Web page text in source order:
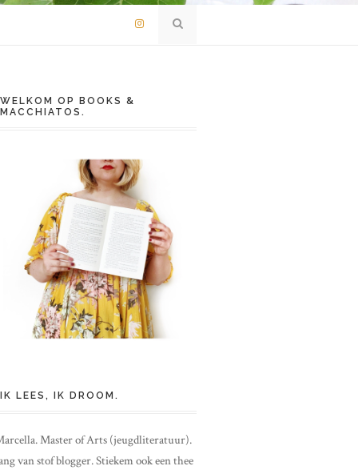
WELKOM OP BOOKS &
MACCHIATOS.
IK LEES, IK DROOM.
Master of Arts (jeugdliteratuur).
van stof blogger. Stiekem ook een thee